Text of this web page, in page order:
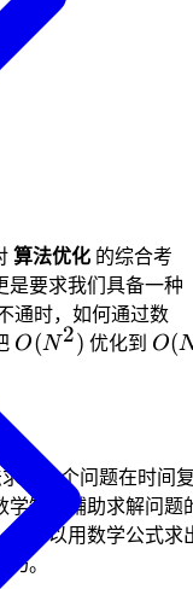
算法优化 的综合考
是要求我们具备一种
通时，如何通过数
O(N^2)
O(N2) 优化到 O(
解一个问题在时间
学知识辅助求解问题
也可以用数学公式求
。